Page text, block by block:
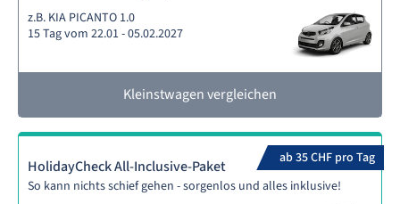
z.B. KIA PICANTO 1.0
15 Tag vom 22.01 - 05.02.2027
Kleinstwagen vergleichen
ab 35 CHF pro Tag
HolidayCheck All-Inclusive-Paket
So kann nichts schief gehen - sorgenlos und alles inklusive!